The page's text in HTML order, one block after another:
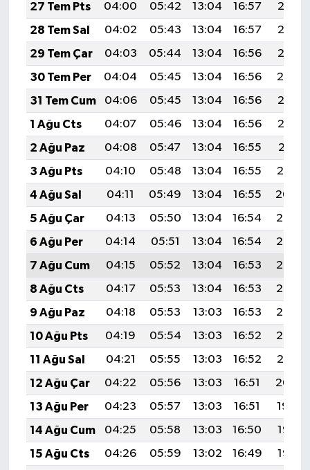
27 Tem Pts
04:00 05:42 13:04 16:57
20:17
28 Tem Sal
04:02 05:43 13:04 16:57
20:16
29 Tem Çar
04:03 05:44 13:04 16:56
20:15
30 Tem Per
04:04 05:45 13:04 16:56
20:14
31 Tem Cum
04:06 05:45 13:04 16:56
20:13
1 Ağu Cts
04:07 05:46 13:04 16:56
20:12
2 Ağu Paz
04:08 05:47 13:04 16:55
20:11
3 Ağu Pts
04:10 05:48 13:04 16:55
20:10
4 Ağu Sal
04:11 05:49 13:04 16:55
20:09
5 Ağu Çar
04:13 05:50 13:04 16:54
20:08
6 Ağu Per
04:14 05:51 13:04 16:54
20:07
7 Ağu Cum
04:15 05:52 13:04 16:53
20:06
8 Ağu Cts
04:17 05:53 13:04 16:53
20:05
9 Ağu Paz
04:18 05:53 13:03 16:53
20:03
10 Ağu Pts
04:19 05:54 13:03 16:52
20:02
11 Ağu Sal
04:21 05:55 13:03 16:52
20:01
12 Ağu Çar
04:22 05:56 13:03 16:51
20:00
13 Ağu Per
04:23 05:57 13:03 16:51
19:59
14 Ağu Cum
04:25 05:58 13:03 16:50
19:57
15 Ağu Cts
04:26 05:59 13:02 16:49
19:56